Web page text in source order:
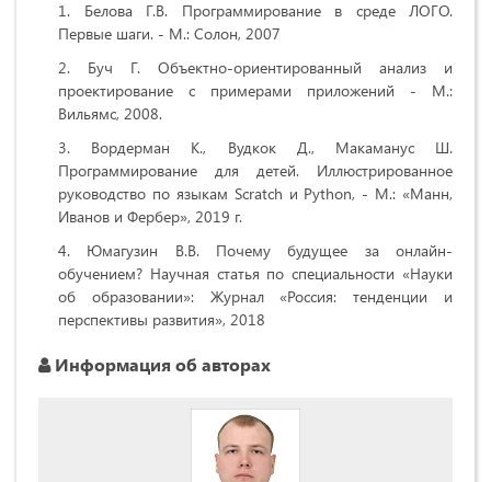
Белова Г.В. Программирование в среде ЛОГО.
Первые шаги. - М.: Солон, 2007
Буч Г. Объектно-ориентированный анализ и
проектирование с примерами приложений - М.:
Вильямс, 2008.
Вордерман К., Вудкок Д., Макаманус Ш.
Программирование для детей. Иллюстрированное
руководство по языкам Scratch и Python, - М.: «Манн,
Иванов и Фербер», 2019 г.
Юмагузин В.В. Почему будущее за онлайн-
обучением? Научная статья по специальности «Науки
об образовании»: Журнал «Россия: тенденции и
перспективы развития», 2018
Информация об авторах